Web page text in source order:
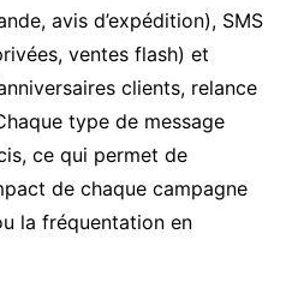
avis d’expédition), SMS
ventes flash) et
clients, relance
type de message
ce qui permet de
de chaque campagne
la fréquentation en